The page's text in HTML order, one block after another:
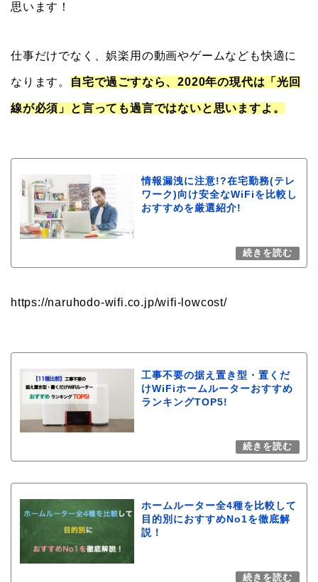
思います！
仕事だけでなく、娯楽用の動画やゲームなども快適に
なります。 自宅で過ごすなら、2020年の現代は「光回
線が必須」と言っても過言ではないと思いますよ。
情報漏洩に注意!?在宅勤務(テレ
ワーク)向け安全なWiFiを比較し
おすすめを厳選紹介!
https://naruhodo-wifi.co.jp/wifi-lowcost/
工事不要の据え置き型・置くだ
けWiFiホームルーターおすすめ
ランキングTOP5!
ホームルーター全4種を比較して
目的別におすすめNo1を徹底解
説！